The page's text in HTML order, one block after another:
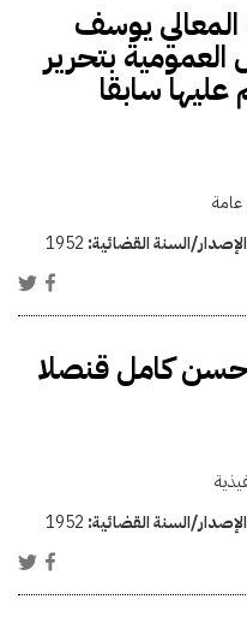
يوسف
بتحرير
عليها سابقا
عامة
السنة القضائية: 1952
حسن كامل قنصلا
السنة القضائية: 1952